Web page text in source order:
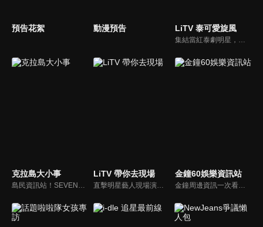
預告花絮 動漫預告 LiTV 泰可愛旋風
集結當紅泰劇明星，獨家揭露他們的幕後小秘密
克拉島大小事
島民資訊站！SEVENTEEN近期資訊報你知
LiTV 帶你去現場
直擊明星藝人現場演出，體驗當下火熱氣氛
金鐘60娛樂資訊站
金鐘周邊資訊一次看，一起預測金鐘得主！